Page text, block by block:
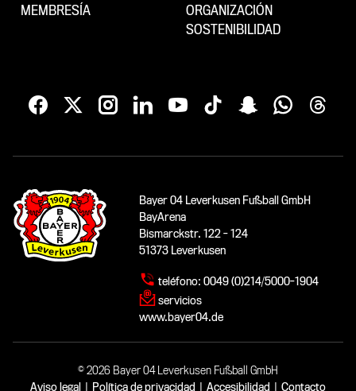
MEMBRESÍA
ORGANIZACIÓN
SOSTENIBILIDAD
Bayer 04 Leverkusen Fußball GmbH
BayArena
Bismarckstr. 122 - 124
51373 Leverkusen
teléfono: 0049 (0)214/5000-1904
servicios
www.bayer04.de
© 2026 Bayer 04 Leverkusen Fußball GmbH
Aviso legal
Política de privacidad Accesibilidad Contacto